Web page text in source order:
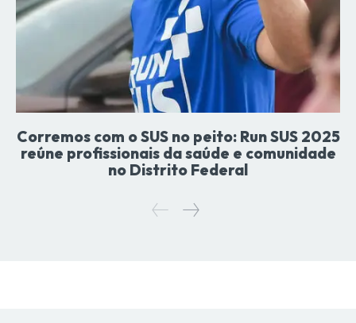
Corremos com o SUS no peito: Run SUS 2025
reúne profissionais da saúde e comunidade
no Distrito Federal